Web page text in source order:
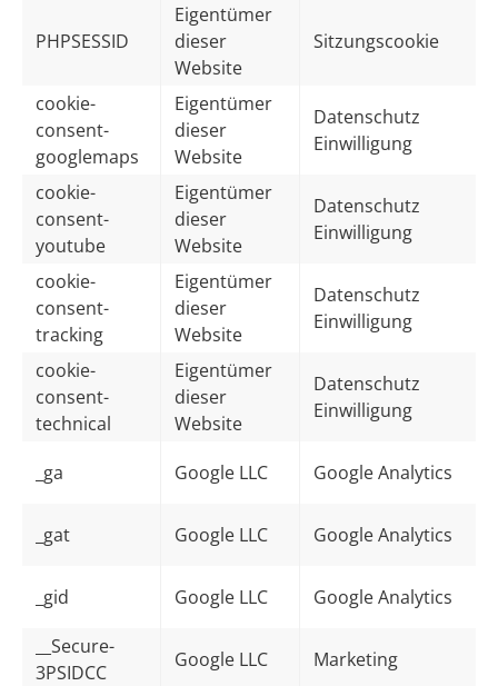
PHPSESSID
Eigentümer
dieser
Website
Sitzungscookie
cookie-
consent-
googlemaps
Eigentümer
dieser
Website
Datenschutz
Einwilligung
cookie-
consent-
youtube
Eigentümer
dieser
Website
Datenschutz
Einwilligung
cookie-
consent-
tracking
Eigentümer
dieser
Website
Datenschutz
Einwilligung
cookie-
consent-
technical
Eigentümer
dieser
Website
Datenschutz
Einwilligung
_ga Google LLC Google Analytics
_gat Google LLC Google Analytics
_gid Google LLC
Google Analytics
__Secure-
3PSIDCC
Google LLC Marketing